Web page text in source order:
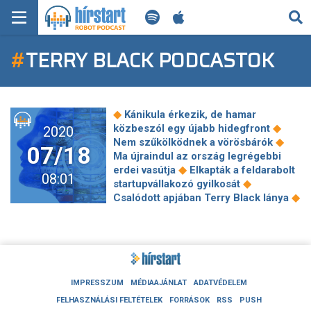
KERESÉS
KEZDŐLAP
FRISS HÍREK
TECH HÍREK
FILM-ZENE-SZÓRAKOZÁS
PLAYLIST
#TERRY BLACK PODCASTOK
2020
07/18
08:01
◆ Kánikula érkezik, de hamar
közbeszól egy újabb hidegfront ◆
Nem szűkölködnek a vörösbárók ◆
Ma újraindul az ország legrégebbi
erdei vasútja ◆ Elkapták a feldarabolt
startupvállakozó gyilkosát ◆
Csalódott apjában Terry Black lánya ◆
hagyományőrzőknek is adott pénzt
EU: Washington hagyjon fel az uniós
cégek fenyegetésével◆A
népességfogyás itt lesz a
IMPRESSZUM MÉDIAAJÁNLAT
ADATVÉDELEM
FELHASZNÁLÁSI FELTÉTELEK
FORRÁSOK RSS PUSH